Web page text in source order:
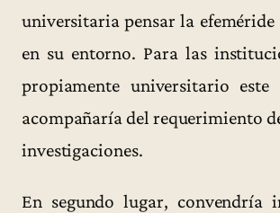
universitaria pensar la
en su entorno. Para las
propiamente universitario este
acompañaría del requerimiento
investigaciones.
En segundo lugar, convendría